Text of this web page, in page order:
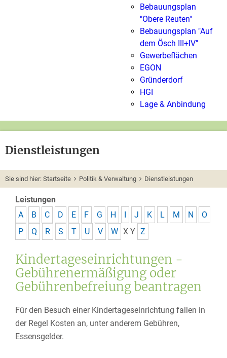
Bebauungsplan
"Obere Reuten"
Bebauungsplan "Auf
dem Ösch III+IV"
Gewerbeflächen
EGON
Gründerdorf
HGI
Lage & Anbindung
Dienstleistungen
Sie sind hier: Startseite Politik & Verwaltung Dienstleistungen
Leistungen
A
B C D E F G H I J K L M N
O
P
Q R S T U V W X Y Z
Kindertageseinrichtungen -
Gebührenermäßigung oder
Gebührenbefreiung beantragen
Für den Besuch einer Kindertageseinrichtung fallen in
der Regel Kosten an, unter anderem Gebühren,
Essensgelder.